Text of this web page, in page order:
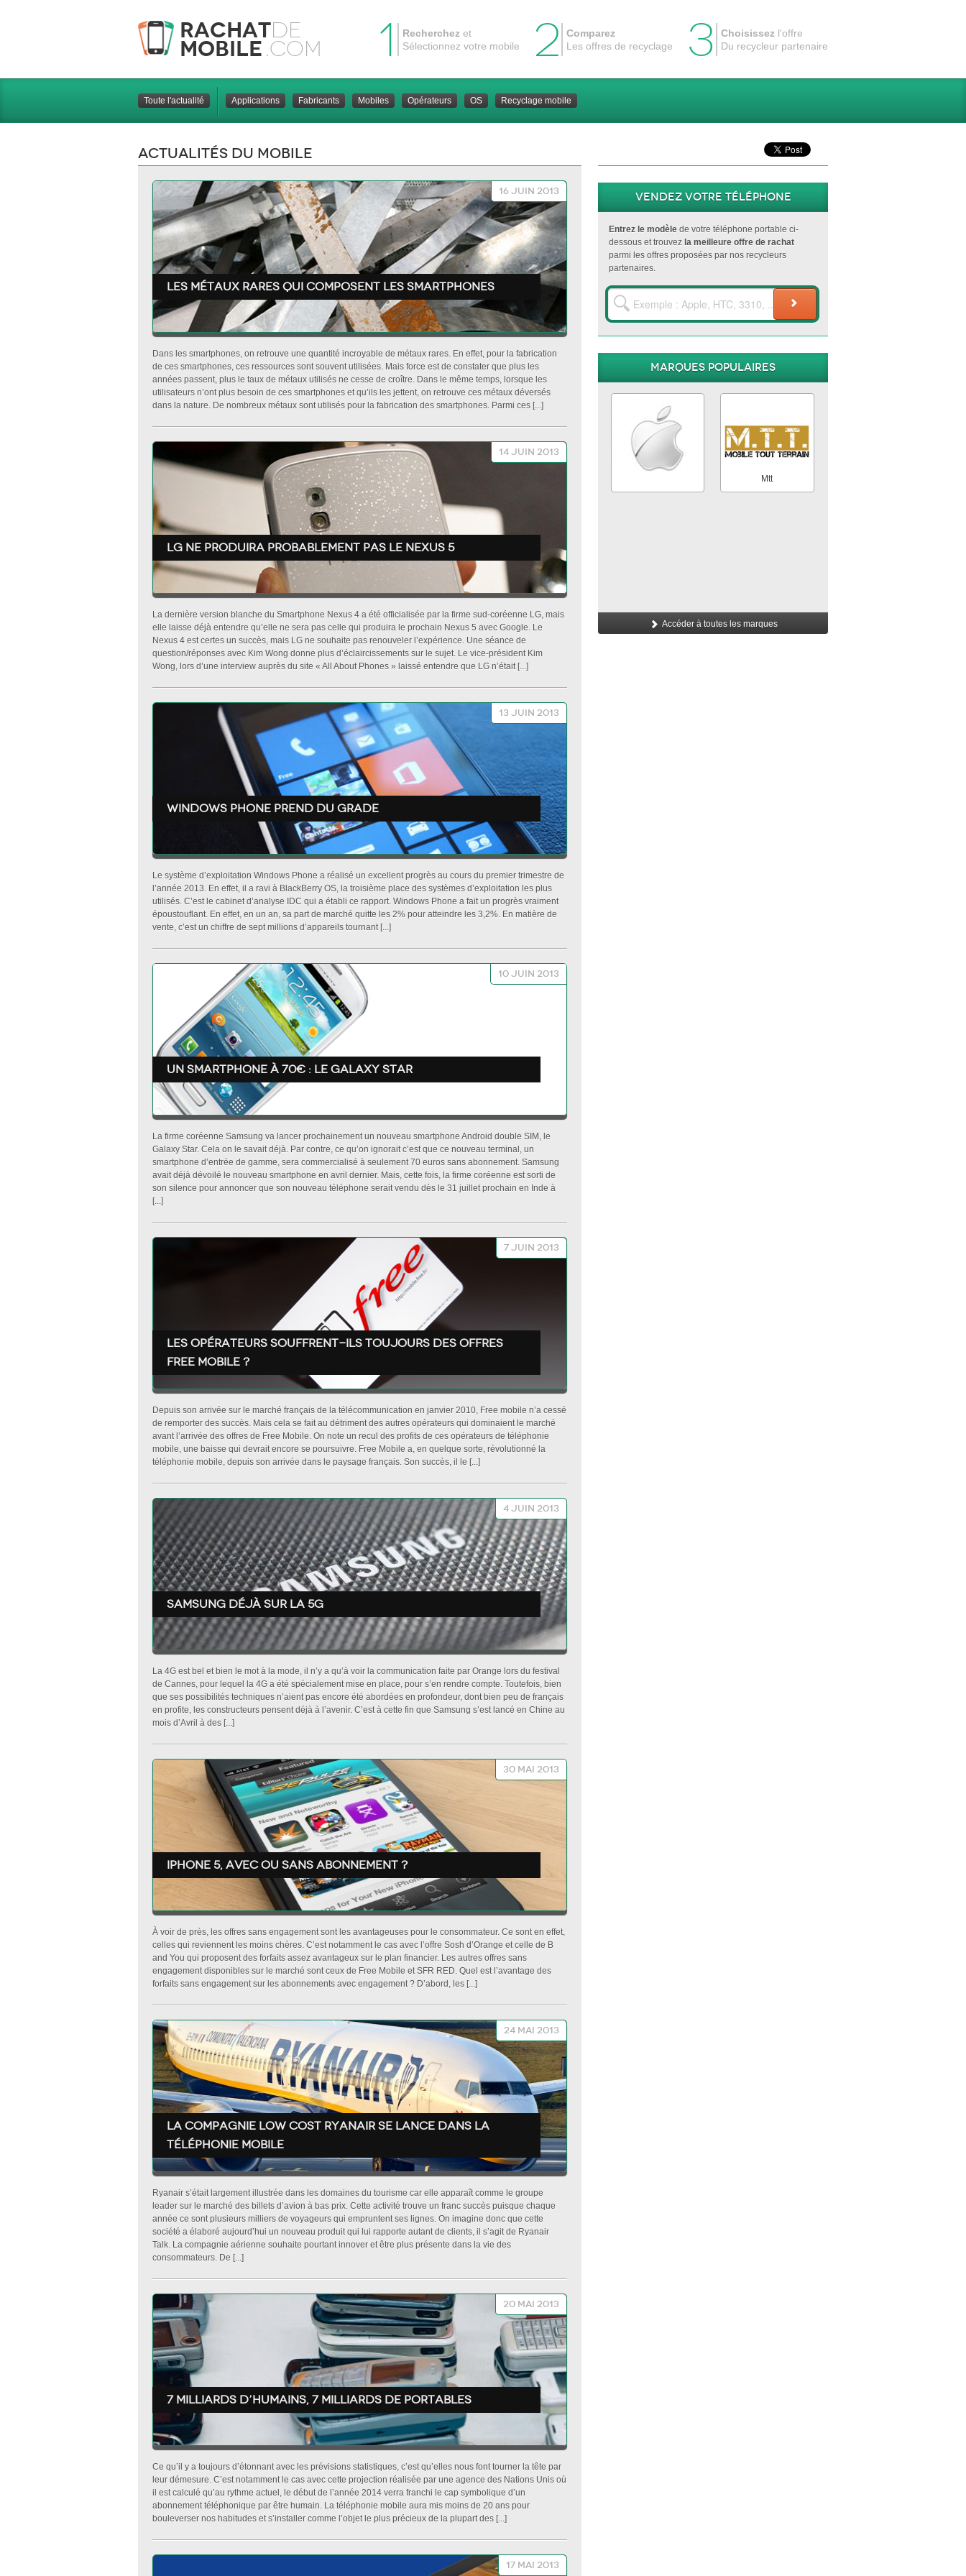
Rachatde
Mobile .com 3 Choisissez l'offre
Du recycleur partenaire
2
Comparez
Les offres de recyclage
1 Recherchez et
Sélectionnez votre mobile
Toute l'actualité Applications Fabricants Mobiles Opérateurs OS Recyclage mobile
Actualités du mobile
16 juin 2013
Les métaux rares qui composent les smartphones
Dans les smartphones, on retrouve une quantité incroyable de métaux rares. En effet, pour la fabrication
de ces smartphones, ces ressources sont souvent utilisées. Mais force est de constater que plus les
années passent, plus le taux de métaux utilisés ne cesse de croître. Dans le même temps, lorsque les
utilisateurs n’ont plus besoin de ces smartphones et qu’ils les jettent, on retrouve ces métaux déversés
dans la nature. De nombreux métaux sont utilisés pour la fabrication des smartphones. Parmi ces [...]
14 juin 2013
LG ne produira probablement pas le Nexus 5
La dernière version blanche du Smartphone Nexus 4 a été officialisée par la firme sud-coréenne LG, mais
elle laisse déjà entendre qu’elle ne sera pas celle qui produira le prochain Nexus 5 avec Google. Le
Nexus 4 est certes un succès, mais LG ne souhaite pas renouveler l’expérience. Une séance de
question/réponses avec Kim Wong donne plus d’éclaircissements sur le sujet. Le vice-président Kim
Wong, lors d’une interview auprès du site « All About Phones » laissé entendre que LG n’était [...]
13 juin 2013
Windows phone prend du grade
Le système d’exploitation Windows Phone a réalisé un excellent progrès au cours du premier trimestre de
l’année 2013. En effet, il a ravi à BlackBerry OS, la troisième place des systèmes d’exploitation les plus
utilisés. C’est le cabinet d’analyse IDC qui a établi ce rapport. Windows Phone a fait un progrès vraiment
époustouflant. En effet, en un an, sa part de marché quitte les 2% pour atteindre les 3,2%. En matière de
vente, c’est un chiffre de sept millions d’appareils tournant [...]
10 juin 2013
Un smartphone à 70€ : le Galaxy Star
La firme coréenne Samsung va lancer prochainement un nouveau smartphone Android double SIM, le
Galaxy Star. Cela on le savait déjà. Par contre, ce qu’on ignorait c’est que ce nouveau terminal, un
smartphone d’entrée de gamme, sera commercialisé à seulement 70 euros sans abonnement. Samsung
avait déjà dévoilé le nouveau smartphone en avril dernier. Mais, cette fois, la firme coréenne est sorti de
son silence pour annoncer que son nouveau téléphone serait vendu dès le 31 juillet prochain en Inde à
[...]
7 juin 2013
Les opérateurs souffrent-ils toujours des offres
Free mobile ?
Depuis son arrivée sur le marché français de la télécommunication en janvier 2010, Free mobile n’a cessé
de remporter des succès. Mais cela se fait au détriment des autres opérateurs qui dominaient le marché
avant l’arrivée des offres de Free Mobile. On note un recul des profits de ces opérateurs de téléphonie
mobile, une baisse qui devrait encore se poursuivre. Free Mobile a, en quelque sorte, révolutionné la
téléphonie mobile, depuis son arrivée dans le paysage français. Son succès, il le [...]
4 juin 2013
Samsung déjà sur la 5G
La 4G est bel et bien le mot à la mode, il n’y a qu’à voir la communication faite par Orange lors du festival
de Cannes, pour lequel la 4G a été spécialement mise en place, pour s’en rendre compte. Toutefois, bien
que ses possibilités techniques n’aient pas encore été abordées en profondeur, dont bien peu de français
en profite, les constructeurs pensent déjà à l’avenir. C’est à cette fin que Samsung s’est lancé en Chine au
mois d’Avril à des [...]
30 mai 2013
Iphone 5, avec ou sans abonnement ?
À voir de près, les offres sans engagement sont les avantageuses pour le consommateur. Ce sont en effet,
celles qui reviennent les moins chères. C’est notamment le cas avec l’offre Sosh d’Orange et celle de B
and You qui proposent des forfaits assez avantageux sur le plan financier. Les autres offres sans
engagement disponibles sur le marché sont ceux de Free Mobile et SFR RED. Quel est l’avantage des
forfaits sans engagement sur les abonnements avec engagement ? D’abord, les [...]
24 mai 2013
La compagnie low cost Ryanair se lance dans la
téléphonie mobile
Ryanair s’était largement illustrée dans les domaines du tourisme car elle apparaît comme le groupe
leader sur le marché des billets d’avion à bas prix. Cette activité trouve un franc succès puisque chaque
année ce sont plusieurs milliers de voyageurs qui empruntent ses lignes. On imagine donc que cette
société a élaboré aujourd’hui un nouveau produit qui lui rapporte autant de clients, il s’agit de Ryanair
Talk. La compagnie aérienne souhaite pourtant innover et être plus présente dans la vie des
consommateurs. De [...]
20 mai 2013
7 milliards d’humains, 7 milliards de portables
Ce qu’il y a toujours d’étonnant avec les prévisions statistiques, c’est qu’elles nous font tourner la tête par
leur démesure. C’est notamment le cas avec cette projection réalisée par une agence des Nations Unis où
il est calculé qu’au rythme actuel, le début de l’année 2014 verra franchi le cap symbolique d’un
abonnement téléphonique par être humain. La téléphonie mobile aura mis moins de 20 ans pour
bouleverser nos habitudes et s’installer comme l’objet le plus précieux de la plupart des [...]
17 mai 2013
Vendez votre téléphone
Entrez le modèle de votre téléphone portable ci-
dessous et trouvez la meilleure offre de rachat
parmi les offres proposées par nos recycleurs
partenaires.
Marques populaires
Mtt
Accéder à toutes les marques